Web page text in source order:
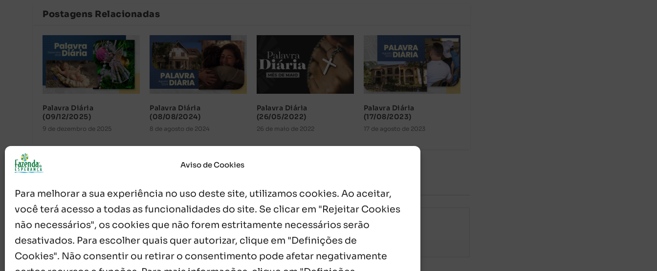
Aviso de Cookies
Para melhorar a sua experiência no uso deste site, utilizamos cookies. Ao aceitar,
você terá acesso a todas as funcionalidades do site. Se clicar em "Rejeitar Cookies
não necessários", os cookies que não forem estritamente necessários serão
desativados. Para escolher quais quer autorizar, clique em "Definições de
Cookies". Não consentir ou retirar o consentimento pode afetar negativamente
Postagens Relacionadas
Palavra Diária
(09/12/2025)
9 de dezembro de 2025
Palavra Diária
(08/08/2024)
8 de agosto de 2024
Palavra Diária
(26/05/2022)
26 de maio de 2022
Palavra Diária
(17/08/2023)
17 de agosto de 2023